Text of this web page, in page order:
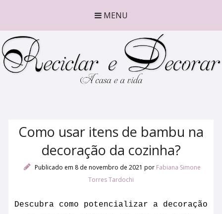
MENU
Como usar itens de bambu na
decoração da cozinha?
Publicado em 8 de novembro de 2021 por Fabiana Simone
Torres Tardochi
Descubra como potencializar a decoração